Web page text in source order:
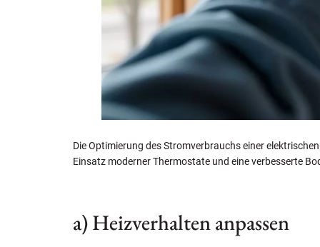
Die Optimierung des Stromverbrauchs einer
Einsatz moderner Thermostate und eine verbesserte
a) Heizverhalten anpassen